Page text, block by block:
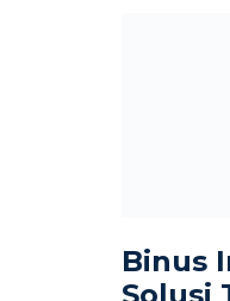
Binus